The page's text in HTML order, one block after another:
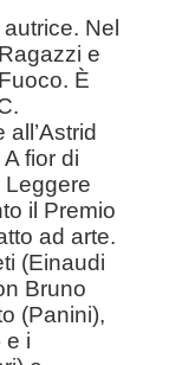
Nel
Ragazzi e
È
fior di
Leggere
il Premio
ad arte.
(Einaudi
Bruno
(Panini),
e i